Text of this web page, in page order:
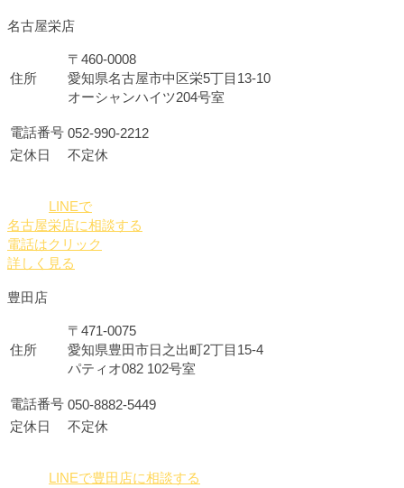
名古屋栄店
住所
〒460-0008
愛知県名古屋市中区栄5丁目13-10
オーシャンハイツ204号室
電話番号 052-990-2212
定休日
不定休
LINEで
名古屋栄店に相談する
電話はクリック
詳しく見る
豊田店
住所
〒471-0075
愛知県豊田市日之出町2丁目15-4
パティオ082 102号室
電話番号 050-8882-5449
定休日
不定休
LINEで豊田店に相談する